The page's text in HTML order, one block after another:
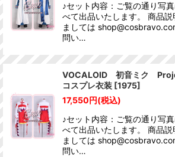
♪セット内容：ご覧の通り写
べて出品いたします。 商品説
ましては
問い…
VOCALOID 初音ミク
コスプレ衣装 [1975]
17,550円(税込)
♪セット内容：ご覧の通り写
べて出品いたします。 商品説
ましては
問い…